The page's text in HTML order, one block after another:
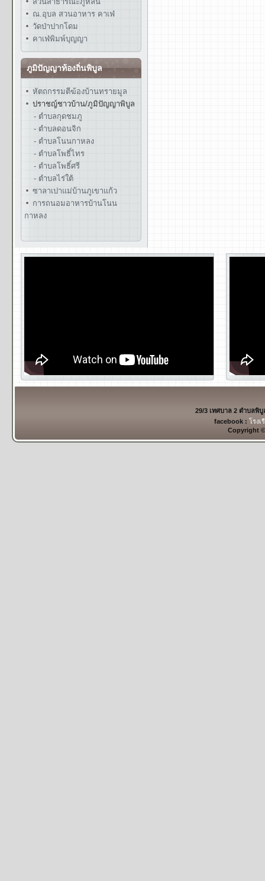
ณ.อุบล สวนอาหาร คาเฟ่
วัดป่าปากโดม
คาเฟ่พิมพ์บุญญา
ภูมิปัญญาท้องถิ่นพิบูล
หัตถกรรมตีฆ้องบ้านทรายมูล
ปราชญ์ชาวบ้าน/ภูมิปัญญาพิบูล
- ตำบลกุดชมภู
- ตำบลดอนจิก
- ตำบลโนนกาหลง
- ตำบลโพธิ์ไทร
- ตำบลโพธิ์ศรี
- ตำบลไร่ใต้
ซาลาเปาแม่บ้านภูเขาแก้ว
การถนอมอาหารบ้านโนน
กาหลง
29/3 เทศบาล 2 ตำบลพิ
facebook : โรงเ
Copyright